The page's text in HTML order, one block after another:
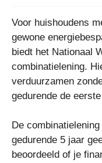
Voor huishoudens
gewone
biedt het Nationaal
combinatielening.
verduurzamen
gedurende de
De
gedurende 5 jaar
beoordeeld of je